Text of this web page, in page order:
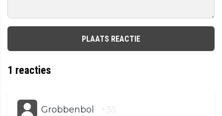
PLAATS REACTIE
1 reacties
Grobbenbol +35